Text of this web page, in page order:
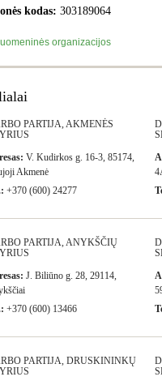
kodas: 303189064
organizacijos
PARTIJA, AKMENĖS
V. Kudirkos g. 16-3, 85174,
Akmenė
+370 (600) 24277
PARTIJA, ANYKŠČIŲ
J. Biliūno g. 28, 29114,
+370 (600) 13466
PARTIJA, DRUSKININKŲ